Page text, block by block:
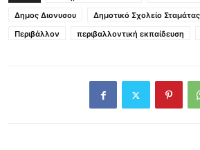
Δημος Διονυσου
Δημοτικό Σχολείο Σταμάτας
Περιβάλλον
περιβαλλοντική εκπαίδευση